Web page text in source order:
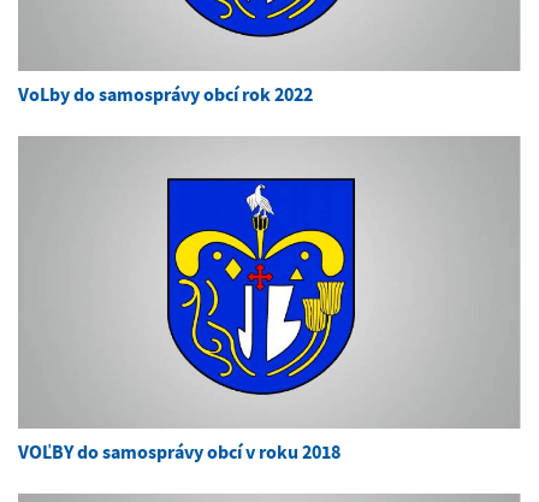
VoLby do samosprávy obcí rok 2022
VOĽBY do samosprávy obcí v roku 2018